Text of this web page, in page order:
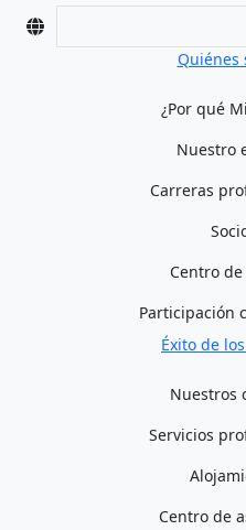
Quiénes
¿Por qué
Nuestro
Carreras
Centro
Participación
Éxito de
Nuestros
Servicios
Centro de